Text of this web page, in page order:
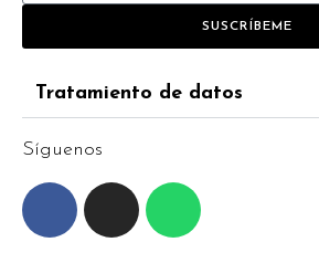
SUSCRÍBEME
Tratamiento de datos
Síguenos